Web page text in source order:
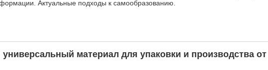
Актуальные подходы к самообразованию.
материал для упаковки и производства от